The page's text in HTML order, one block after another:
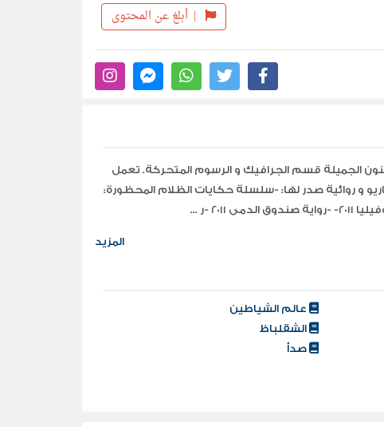
| أبلغ عن المحتوى
الجميلة قسم الجرافيك و الرسوم المتحركة. تعمل
و روائية صدر لها: -سلسلة حكايات الظلام المحظورة:
المزيد
عالم الشياطين
الشقلباظ
صدأ